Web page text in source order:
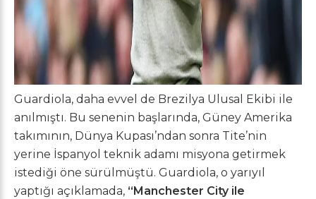
Guardiola, daha evvel de Brezilya Ulusal Ekibi ile
anılmıştı. Bu senenin başlarında, Güney Amerika
takımının, Dünya Kupası’ndan sonra Tite’nin
yerine İspanyol teknik adamı misyona getirmek
istediği öne sürülmüştü. Guardiola, o yarıyıl
yaptığı açıklamada, “Manchester City ile